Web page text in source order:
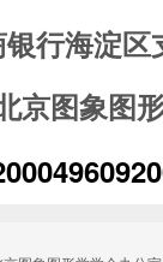
银行海淀区
京图象图